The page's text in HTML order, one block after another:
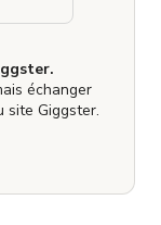
échanger
site Giggster.